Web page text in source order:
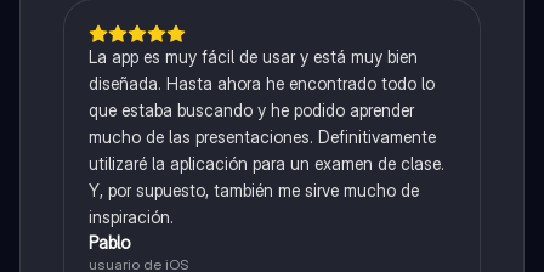
La app es muy fácil de usar y está muy bien
diseñada. Hasta ahora he encontrado todo lo
que estaba buscando y he podido aprender
mucho de las presentaciones. Definitivamente
utilizaré la aplicación para un examen de clase.
Y, por supuesto, también me sirve mucho de
inspiración.
Pablo
usuario de iOS